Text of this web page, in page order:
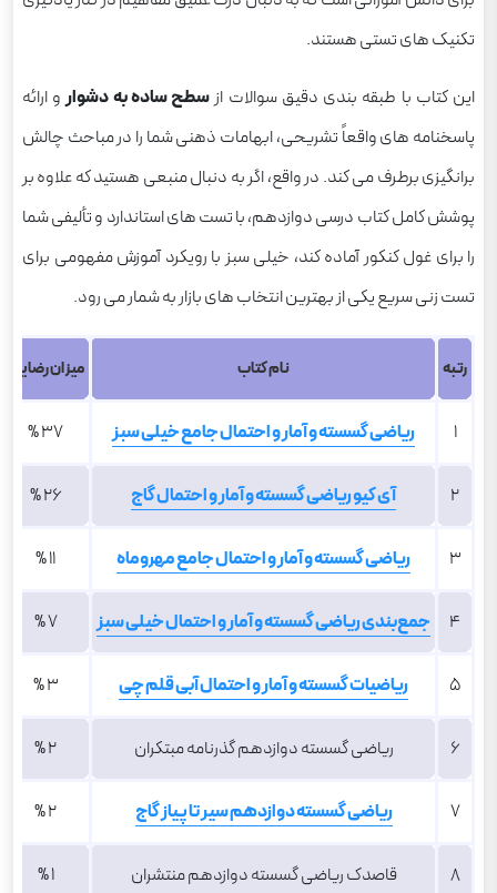
تکنیک های تستی هستند.
این کتاب با طبقه بندی دقیق سوالات ازسطح ساده به دشوارو ارائه
پاسخنامه های واقعاً تشریحی، ابهامات ذهنی شما را در مباحث چالش
برانگیزی برطرف می کند. در واقع، اگر به دنبال منبعی هستید که علاوه بر
پوشش کامل کتاب درسی دوازدهم، با تست های استاندارد و تألیفی شما
را برای غول کنکور آماده کند، خیلی سبز با رویکرد آموزش مفهومی برای
تست زنی سریع یکی از بهترین انتخاب های بازار به شمار می رود.
رتبه نام کتاب میزان رضایت
1 ریاضی گسسته و آمار و احتمال جامع خیلی سبز 37 %
2 آی کیو ریاضی گسسته و آمار و احتمال گاج 26 %
3 ریاضی گسسته و آمار و احتمال جامع مهروماه 11 %
4 جمع‌بندی ریاضی گسسته و آمار و احتمال خیلی سبز 7 %
5 ریاضیات گسسته و آمار و احتمال آبی قلم چی 3 %
6 ریاضی گسسته دوازدهم گذرنامه مبتکران 2 %
7 ریاضی گسسته دوازدهم سیر تا پیاز گاج 2 %
8 قاصدک ریاضی گسسته دوازدهم منتشران 1 %